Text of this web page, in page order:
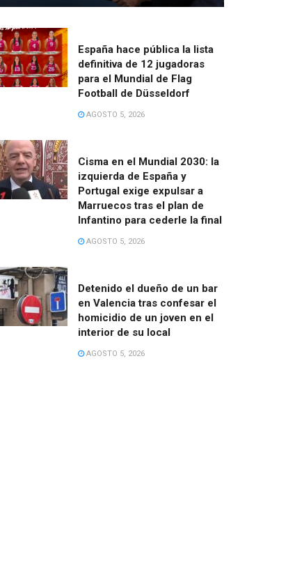
España hace pública la lista
definitiva de 12 jugadoras
para el Mundial de Flag
Football de Düsseldorf
AGOSTO 5, 2026
Cisma en el Mundial 2030: la
izquierda de España y
Portugal exige expulsar a
Marruecos tras el plan de
Infantino para cederle la final
AGOSTO 5, 2026
Detenido el dueño de un bar
en Valencia tras confesar el
homicidio de un joven en el
interior de su local
AGOSTO 5, 2026